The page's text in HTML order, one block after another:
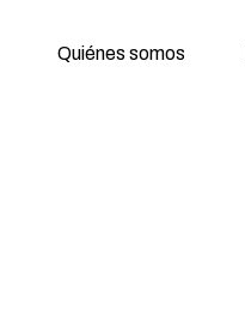
Quiénes somos